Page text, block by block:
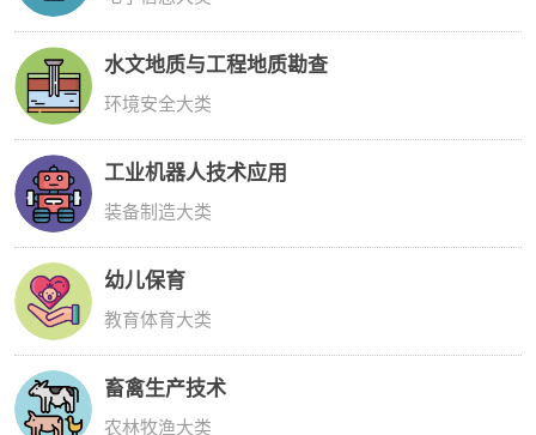
水文地质与工程地质勘查
环境安全大类
工业机器人技术应用
装备制造大类
幼儿保育
教育体育大类
畜禽生产技术
农林牧渔大类